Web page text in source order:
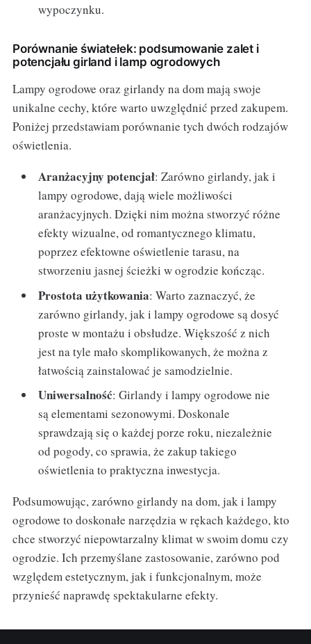
wypoczynku.
Porównanie światełek: podsumowanie zalet i
potencjału girland i lamp ogrodowych
Lampy ogrodowe oraz girlandy na dom mają swoje
unikalne cechy, które warto uwzględnić przed zakupem.
Poniżej przedstawiam porównanie tych dwóch rodzajów
oświetlenia.
Aranżacyjny potencjał: Zarówno girlandy, jak i
lampy ogrodowe, dają wiele możliwości
aranżacyjnych. Dzięki nim można stworzyć różne
efekty wizualne, od romantycznego klimatu,
poprzez efektowne oświetlenie tarasu, na
stworzeniu jasnej ścieżki w ogrodzie kończąc.
Prostota użytkowania: Warto zaznaczyć, że
zarówno girlandy, jak i lampy ogrodowe są dosyć
proste w montażu i obsłudze. Większość z nich
jest na tyle mało skomplikowanych, że można z
łatwością zainstalować je samodzielnie.
Uniwersalność: Girlandy i lampy ogrodowe nie
są elementami sezonowymi. Doskonale
sprawdzają się o każdej porze roku, niezależnie
od pogody, co sprawia, że zakup takiego
oświetlenia to praktyczna inwestycja.
Podsumowując, zarówno girlandy na dom, jak i lampy
ogrodowe to doskonałe narzędzia w rękach każdego, kto
chce stworzyć niepowtarzalny klimat w swoim domu czy
ogrodzie. Ich przemyślane zastosowanie, zarówno pod
względem estetycznym, jak i funkcjonalnym, może
przynieść naprawdę spektakularne efekty.